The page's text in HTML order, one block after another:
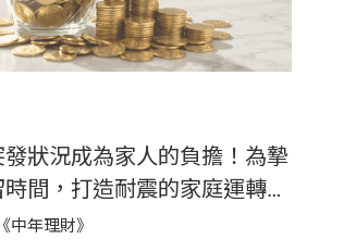
發狀況成為家人的負擔！為摯
間，打造耐震的家庭運轉系
中年理財》